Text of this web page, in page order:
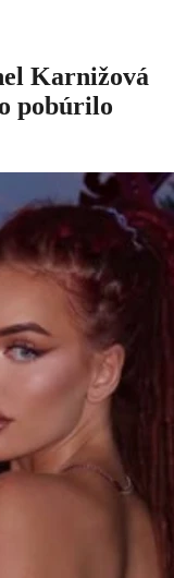
Karnižová
pobúrilo